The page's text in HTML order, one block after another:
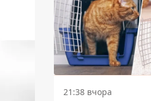
21:38 вчора